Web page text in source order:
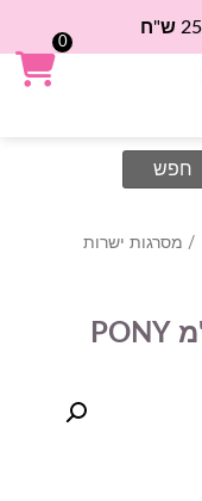
/ מסרגות ישרות
0